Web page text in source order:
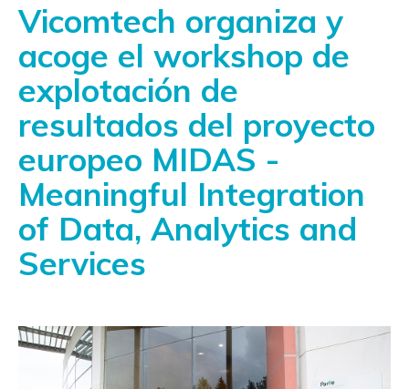
Vicomtech organiza y
acoge el workshop de
explotación de
resultados del proyecto
europeo MIDAS -
Meaningful Integration
of Data, Analytics and
Services